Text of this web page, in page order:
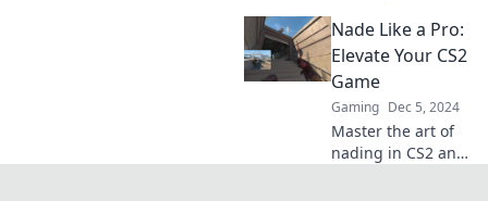
confuse your foes
and elevate your
game. Get ready to
dominate the
battlefield!
Nade Like a Pro:
Elevate Your CS2
Game
Gaming Dec 5, 2024
Master the art of
nading in CS2 and